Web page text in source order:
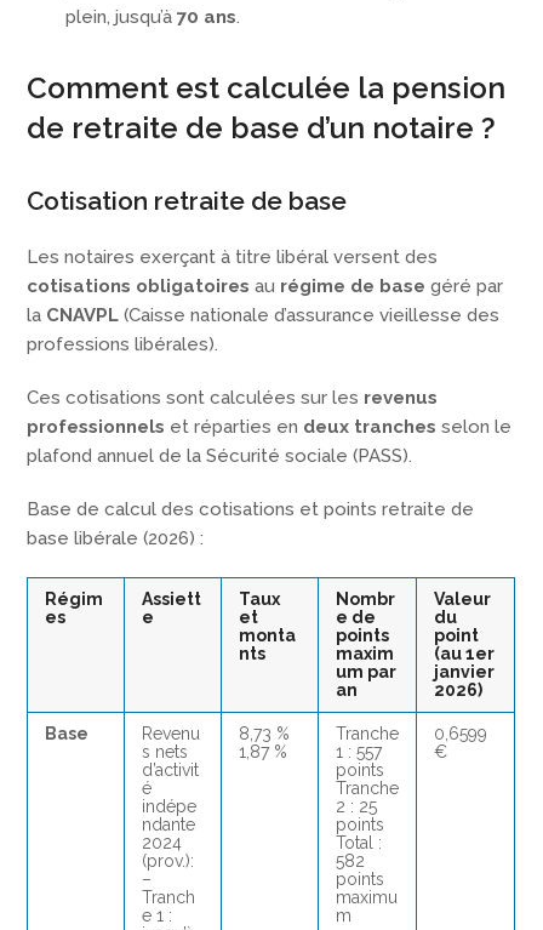
plein, jusqu’à70 ans.
Comment est calculée la pension
de retraite de base d’un notaire ?
Cotisation retraite de base
Les notaires exerçant à titre libéral versent des
cotisations obligatoires au régime de base géré par
la CNAVPL (Caisse nationale d’assurance vieillesse des
professions libérales).
Ces cotisations sont calculées sur les revenus
professionnels et réparties en deux tranches selon le
plafond annuel de la Sécurité sociale (PASS).
Base de calcul des cotisations et points retraite de
base libérale (2026) :
Régim
es
Assiett
e
Taux
et
monta
nts
Nombr
e de
points
maxim
um par
an
Valeur
du
point
(au 1er
janvier
2026)
Base
Revenu
s nets
d’activit
é
indépe
ndante
2024
(prov.):
–
Tranch
e 1 :
8,73 %
1,87 %
Tranche
1 : 557
points
Tranche
2 : 25
points
Total :
582
points
maximu
m
0,6599
€